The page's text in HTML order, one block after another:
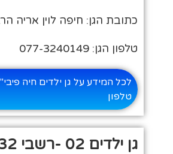
כתובת הגן: חיפה לוין אריה הרב
טלפון הגן: 077-3240149
לכל המידע על גן ילדים חיה פיבי"
טלפון